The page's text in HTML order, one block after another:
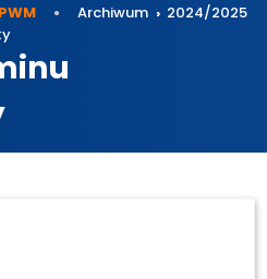
Archiwum
2024/2025